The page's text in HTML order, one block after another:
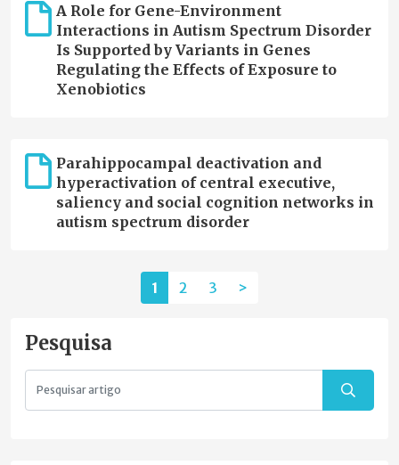
A Role for Gene-Environment
Interactions in Autism Spectrum Disorder
Is Supported by Variants in Genes
Regulating the Effects of Exposure to
Xenobiotics
Parahippocampal deactivation and
hyperactivation of central executive,
saliency and social cognition networks in
autism spectrum disorder
1 2 3 >
Pesquisa